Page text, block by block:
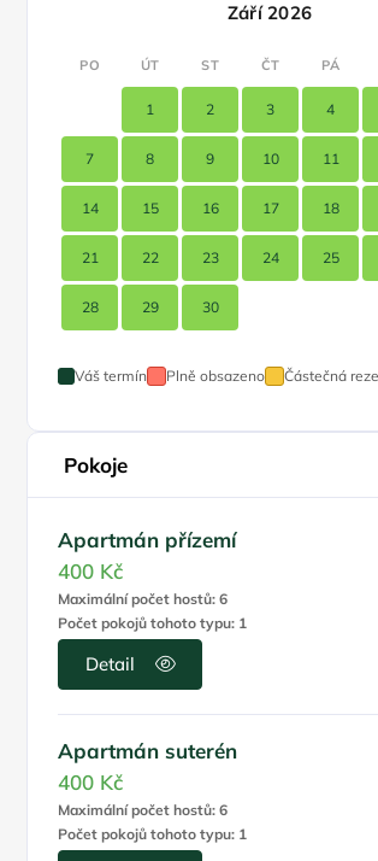
Září 2026
PO ÚT ST ČT PÁ
1 2 3 4
7 8 9 10 11
14 15 16 17 18
21 22 23 24 25
28 29 30
Váš termín Plně obsazeno Částečná
Pokoje
Apartmán přízemí
400 Kč
Maximální počet hostů: 6
Počet pokojů tohoto typu: 1
Detail
Apartmán suterén
400 Kč
Maximální počet hostů: 6
Počet pokojů tohoto typu: 1